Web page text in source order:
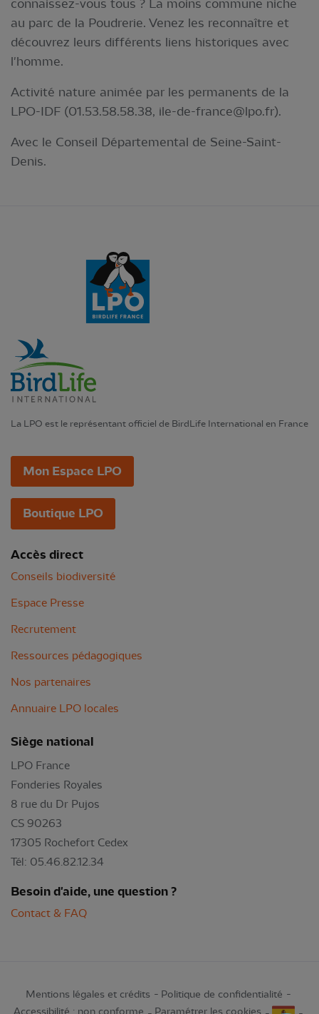
connaissez-vous tous ? La moins commune niche
au parc de la Poudrerie. Venez les reconnaître et
découvrez leurs différents liens historiques avec
l'homme.
Activité nature animée par les permanents de la
LPO-IDF (01.53.58.58.38, ile-de-france@lpo.fr).
Avec le Conseil Départemental de Seine-Saint-
Denis.
La LPO est le représentant officiel de BirdLife International en France
Mon Espace LPO
Boutique LPO
Accès direct
Conseils biodiversité
Espace Presse
Recrutement
Ressources pédagogiques
Nos partenaires
Annuaire LPO locales
Siège national
LPO France
Fonderies Royales
8 rue du Dr Pujos
CS 90263
17305 Rochefort Cedex
Tél: 05.46.82.12.34
Besoin d'aide, une question ?
Contact & FAQ
Mentions légales et crédits
Politique de confidentialité